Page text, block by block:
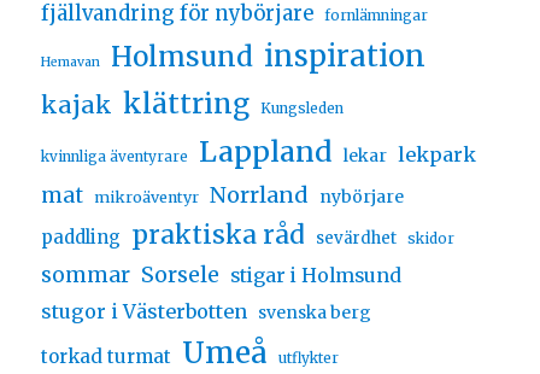
fjällvandring för nybörjare fornlämningar
Hemavan Holmsund inspiration
kajak klättring Kungsleden
kvinnliga äventyrare Lappland lekar lekpark
mat mikroäventyr Norrland
nybörjare
paddling
praktiska råd sevärdhet skidor
sommar Sorsele stigar i Holmsund
stugor i Västerbotten svenska berg
torkad turmat Umeå utflykter